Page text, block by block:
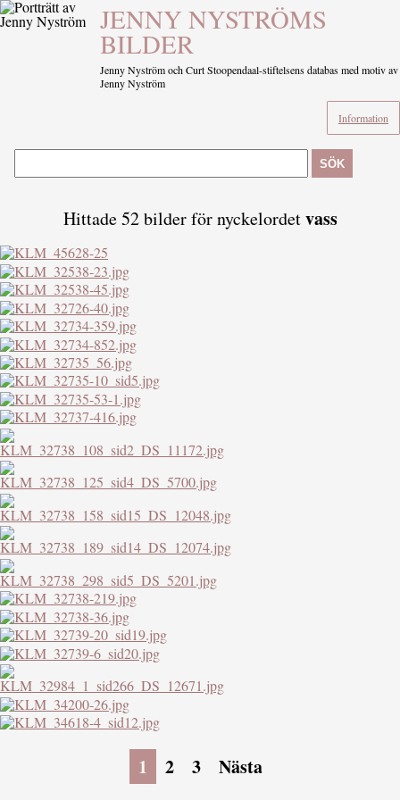
JENNY NYSTRÖMS
BILDER
Jenny Nyström och Curt Stoopendaal-stiftelsens databas med motiv av
Jenny Nyström
Information
SÖK
Hittade 52 bilder för nyckelordetvass
1 2 3 Nästa